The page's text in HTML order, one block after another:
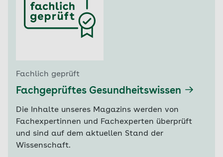
Fachlich geprüft
Fachgeprüftes Gesundheitswissen
Die Inhalte unseres Magazins werden von
Fachexpertinnen und Fachexperten überprüft
und sind auf dem aktuellen Stand der
Wissenschaft.